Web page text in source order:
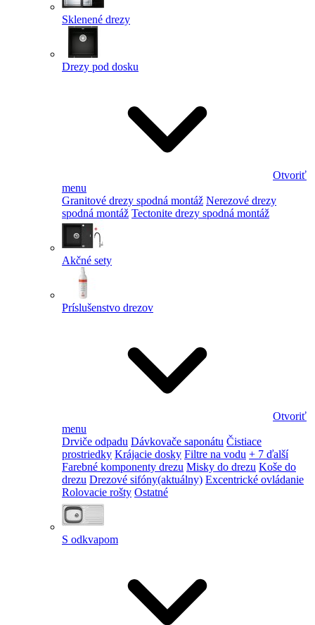
Sklenené drezy
Drezy pod dosku
Otvoriť
menu
Granitové drezy spodná montáž Nerezové drezy
spodná montáž Tectonite drezy spodná montáž
Akčné sety
Príslušenstvo drezov
Otvoriť
menu
Drviče odpadu Dávkovače saponátu Čistiace
prostriedky Krájacie dosky Filtre na vodu + 7 ďalší
Farebné komponenty drezu Misky do drezu Koše do
drezu Drezové sifóny(aktuálny) Excentrické ovládanie
Rolovacie rošty Ostatné
S odkvapom